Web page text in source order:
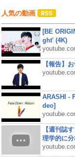
人気の動画
[BE
ght' (4K)
【報告】
ARASHI -
deo]
【週刊誌
理学的に分